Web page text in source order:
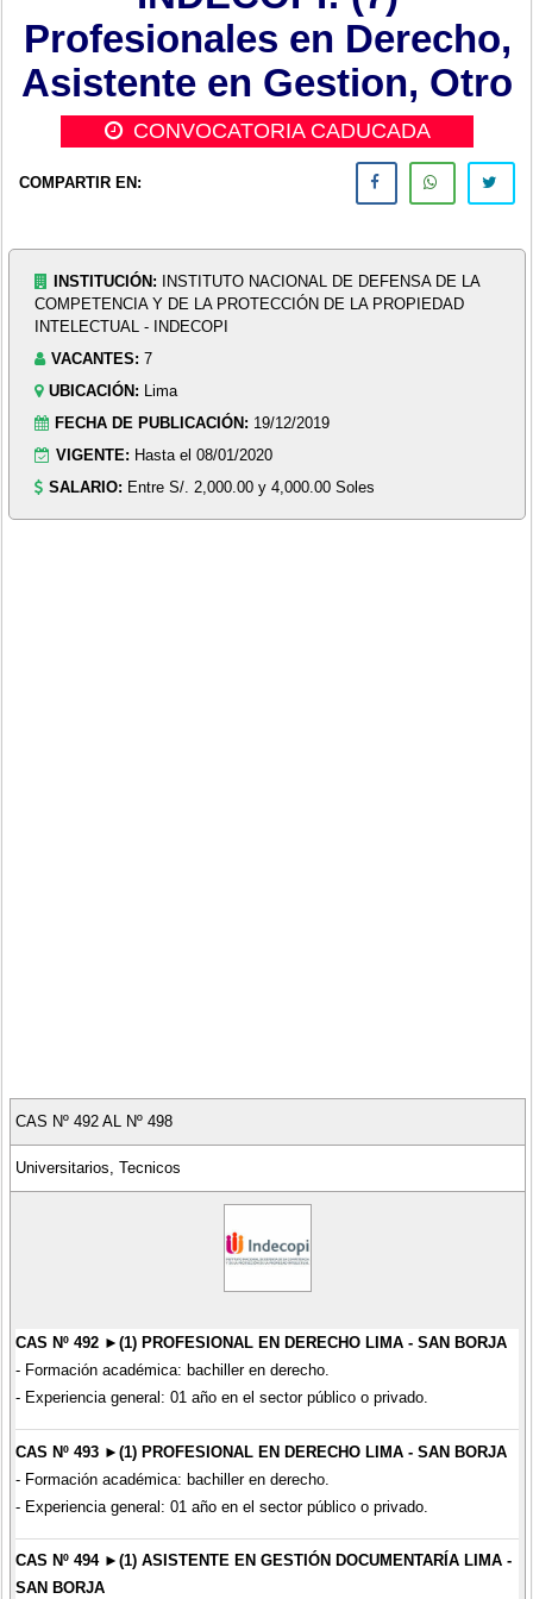
Profesionales en Derecho,
Asistente en Gestion, Otro
CONVOCATORIA CADUCADA
COMPARTIR EN:
INSTITUCIÓN: INSTITUTO NACIONAL DE DEFENSA DE LA
COMPETENCIA Y DE LA PROTECCIÓN DE LA PROPIEDAD
INTELECTUAL - INDECOPI
VACANTES: 7
UBICACIÓN: Lima
FECHA DE PUBLICACIÓN: 19/12/2019
VIGENTE: Hasta el 08/01/2020
SALARIO: Entre S/. 2,000.00 y 4,000.00 Soles
CAS Nº 492 AL Nº 498
Universitarios, Tecnicos
CAS Nº 492 ►(1) PROFESIONAL EN DERECHO LIMA - SAN BORJA
- Formación académica: bachiller en derecho.
- Experiencia general: 01 año en el sector público o privado.
CAS Nº 493 ►(1) PROFESIONAL EN DERECHO LIMA - SAN BORJA
- Formación académica: bachiller en derecho.
- Experiencia general: 01 año en el sector público o privado.
CAS Nº 494 ►(1) ASISTENTE EN GESTIÓN DOCUMENTARÍA LIMA -
SAN BORJA